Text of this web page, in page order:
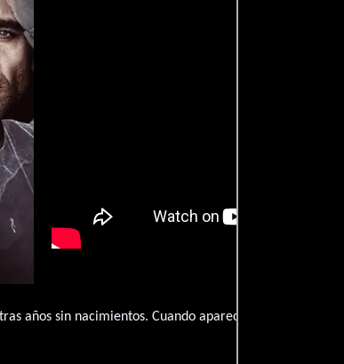
años sin nacimientos. Cuando aparece una mujer